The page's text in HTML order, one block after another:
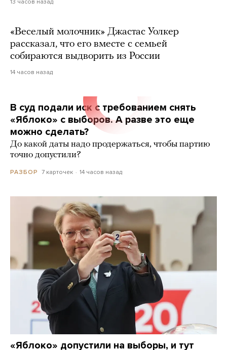
13 часов назад
«Веселый молочник» Джастас Уолкер
рассказал, что его вместе с семьей
собираются выдворить из России
14 часов назад
В суд подали иск с требованием снять
«Яблоко» с выборов. А разве это еще
можно сделать?
До какой даты надо продержаться, чтобы партию
точно допустили?
РАЗБОР 7 карточек 14 часов назад
«Яблоко» допустили на выборы, и тут